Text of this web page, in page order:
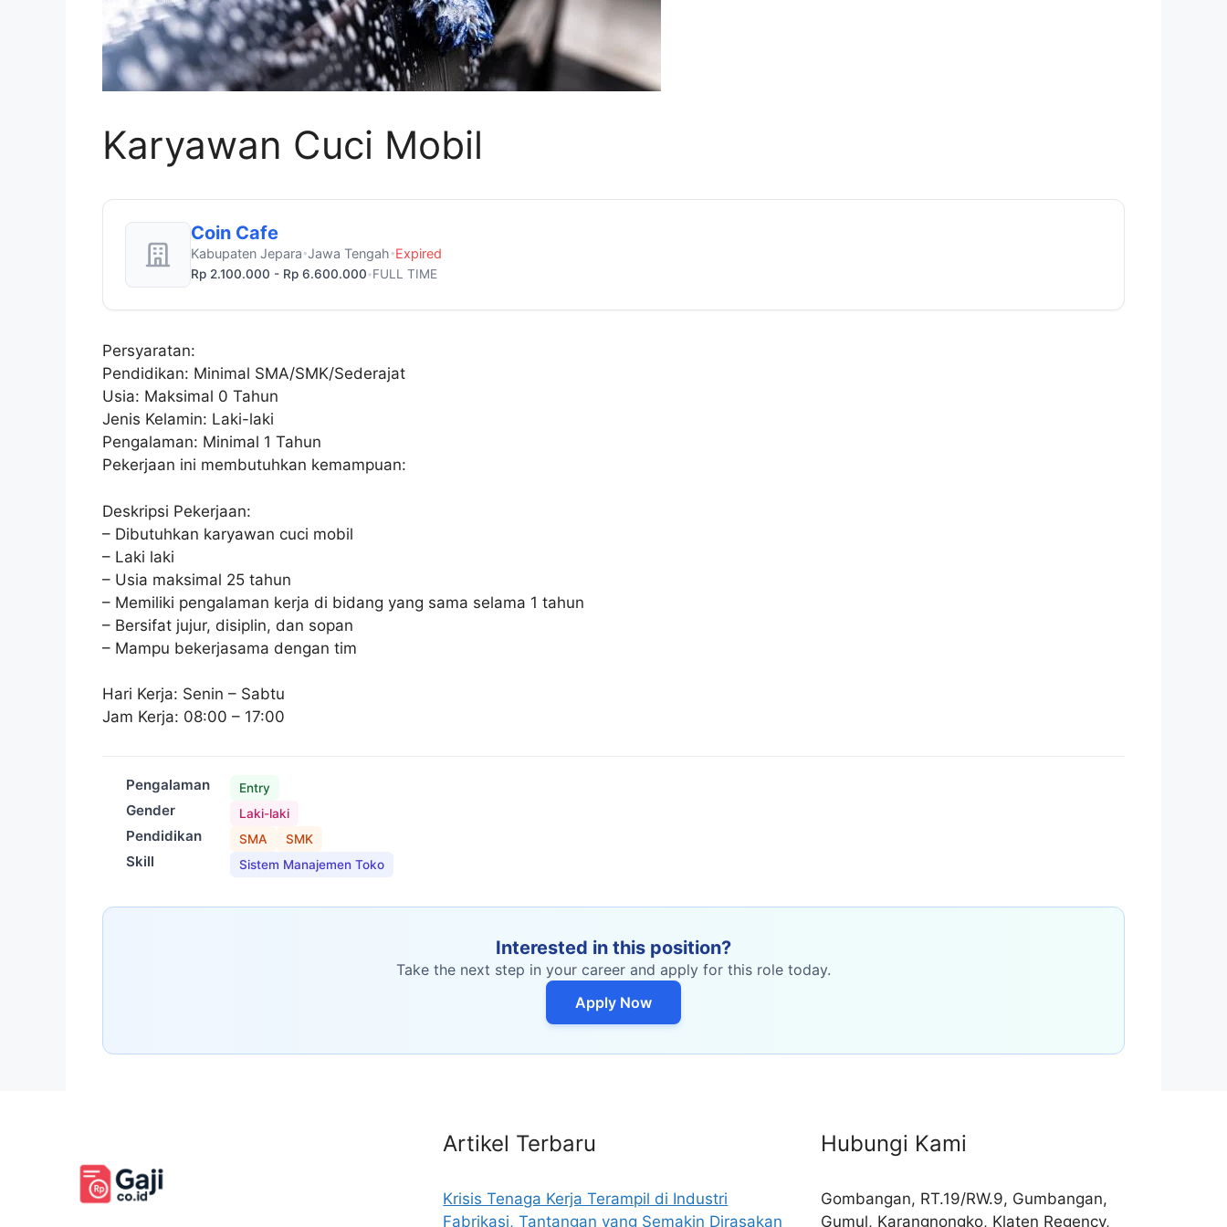
Karyawan Cuci Mobil
Coin Cafe
Kabupaten Jepara•Jawa Tengah•Expired
Rp 2.100.000 - Rp 6.600.000 •FULL TIME
Persyaratan:
Pendidikan: Minimal SMA/SMK/Sederajat
Usia: Maksimal 0 Tahun
Jenis Kelamin: Laki-laki
Pengalaman: Minimal 1 Tahun
Pekerjaan ini membutuhkan kemampuan:
Deskripsi Pekerjaan:
– Dibutuhkan karyawan cuci mobil
– Laki laki
– Usia maksimal 25 tahun
– Memiliki pengalaman kerja di bidang yang sama selama 1 tahun
– Bersifat jujur, disiplin, dan sopan
– Mampu bekerjasama dengan tim
Hari Kerja: Senin – Sabtu
Jam Kerja: 08:00 – 17:00
Pengalaman Entry
Gender Laki-laki
Pendidikan SMA SMK
Skill Sistem Manajemen Toko
Interested in this position?
Take the next step in your career and apply for this role today.
Apply Now
Artikel Terbaru
Krisis Tenaga Kerja Terampil di Industri
Fabrikasi, Tantangan yang Semakin Dirasakan
Hubungi Kami
Gombangan, RT.19/RW.9, Gumbangan,
Gumul, Karangnongko, Klaten Regency,